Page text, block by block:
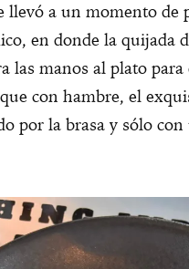
llevó a un momento de
en donde la quijada
las manos al plato
con hambre, el
por la brasa y sólo